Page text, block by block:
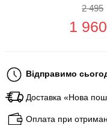
2 495
1
Відправимо
Доставка «Нова
Оплата при